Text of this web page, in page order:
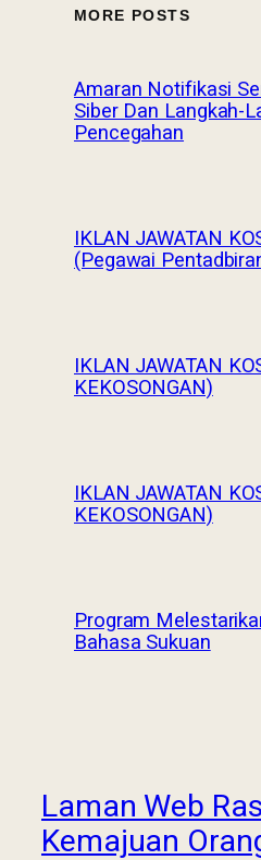
MORE POSTS
Amaran Notifikasi
Siber Dan Langkah-
Pencegahan
IKLAN JAWATAN
(Pegawai
IKLAN JAWATAN
KEKOSONGAN)
IKLAN JAWATAN
KEKOSONGAN)
Program
Bahasa Sukuan
Laman Web
Kemajuan